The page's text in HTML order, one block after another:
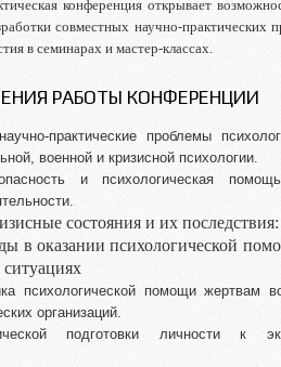
конференция открывает
совместных научно-практических
в семинарах и мастер-классах.
РАБОТЫ КОНФЕРЕНЦИИ
практические проблемы
военной и кризисной психологии.
и психологическая
состояния и их
в оказании психологической
психологической помощи жертвам
организаций.
подготовки личности к